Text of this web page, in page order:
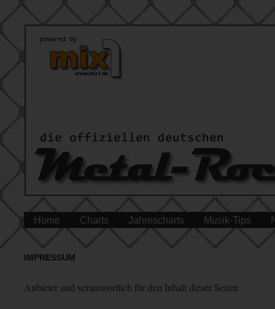
Home Charts Jahrescharts Musik-Tips
IMPRESSUM
Anbieter und verantwortlich für den Inhalt dieser Seiten